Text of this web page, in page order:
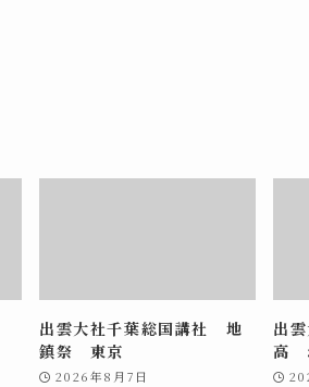
出雲大社千葉総国講社 地
鎮祭 東京
2026年8月7日
出
高